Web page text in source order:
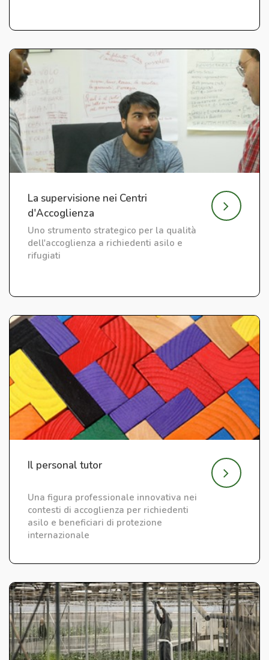
La supervisione nei Centri
d'Accoglienza
Uno strumento strategico per la qualità
dell'accoglienza a richiedenti asilo e
rifugiati
Il personal tutor
Una figura professionale innovativa nei
contesti di accoglienza per richiedenti
asilo e beneficiari di protezione
internazionale